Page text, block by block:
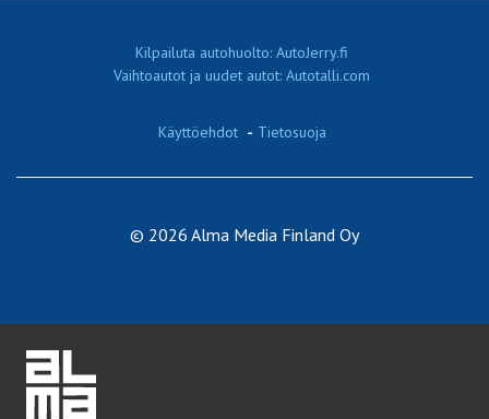
Kilpailuta autohuolto: AutoJerry.fi
Vaihtoautot ja uudet autot: Autotalli.com
Käyttöehdot - Tietosuoja
© 2026 Alma Media Finland Oy